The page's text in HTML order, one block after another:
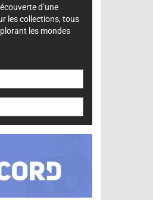
d’une
les collections, tous
les mondes